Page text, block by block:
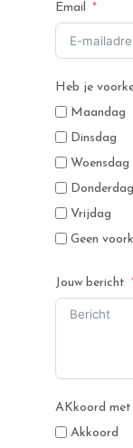
Email
Heb je
Maandag
Dinsdag
Woensdag
Donderdag
Vrijdag
Geen
Jouw bericht
AKkoord met
Akkoord